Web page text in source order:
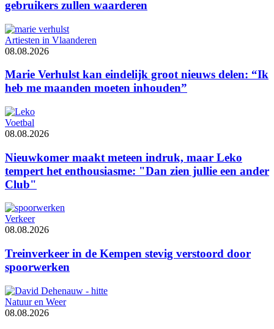
gebruikers zullen waarderen
Artiesten in Vlaanderen
08.08.2026
Marie Verhulst kan eindelijk groot nieuws delen: “Ik
heb me maanden moeten inhouden”
Voetbal
08.08.2026
Nieuwkomer maakt meteen indruk, maar Leko
tempert het enthousiasme: "Dan zien jullie een ander
Club"
Verkeer
08.08.2026
Treinverkeer in de Kempen stevig verstoord door
spoorwerken
Natuur en Weer
08.08.2026